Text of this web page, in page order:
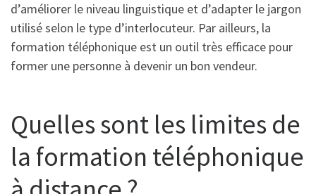
d’améliorer le niveau linguistique et d’adapter le jargon
utilisé selon le type d’interlocuteur. Par ailleurs, la
formation téléphonique est un outil très efficace pour
former une personne à devenir un bon vendeur.
Quelles sont les limites de
la formation téléphonique